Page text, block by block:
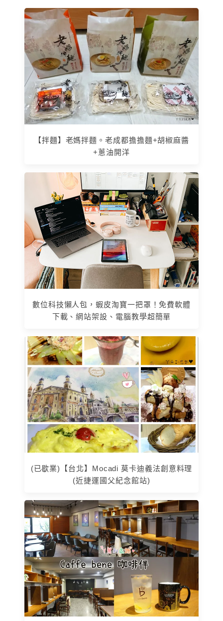
【拌麵】老媽拌麵。老成都擔擔麵+胡椒麻醬
+蔥油開洋
數位科技懶人包，蝦皮淘寶一把罩！免費軟體
下載、網站架設、電腦教學超簡單
(已歇業)【台北】Mocadi 莫卡迪義法創意料理
(近捷運國父紀念館站)